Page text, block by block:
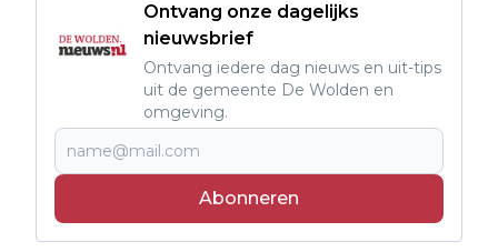
Ontvang onze dagelijks
nieuwsbrief
Ontvang iedere dag nieuws en uit-tips
uit de gemeente De Wolden en
omgeving.
Abonneren